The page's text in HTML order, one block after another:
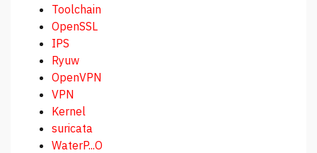
Toolchain
OpenSSL
IPS
Ryuw
OpenVPN
VPN
Kernel
suricata
WaterP...O